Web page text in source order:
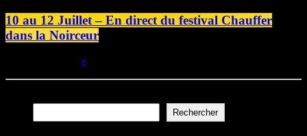
10 au 12 Juillet – En direct du festival Chauffer
dans la Noirceur
Rechercher